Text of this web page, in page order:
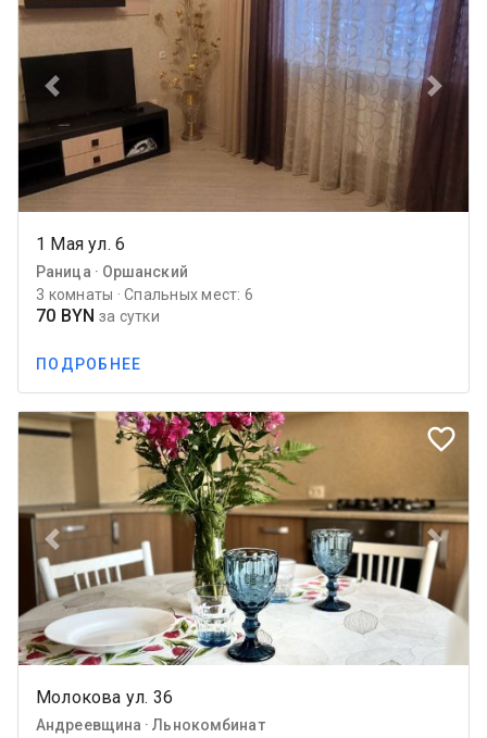
Previous Next
1 Мая ул. 6
Раница · Оршанский
3 комнаты · Спальных мест: 6
70 BYN за сутки
ПОДРОБНЕЕ
favorite_border
Previous Next
Молокова ул. 36
Андреевщина · Льнокомбинат